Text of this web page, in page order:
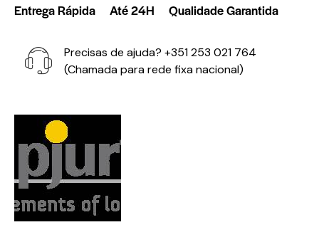
Entrega Rápida Até 24H Qualidade Garantida
Precisas de ajuda? +351 253 021 764
(Chamada para rede fixa nacional)